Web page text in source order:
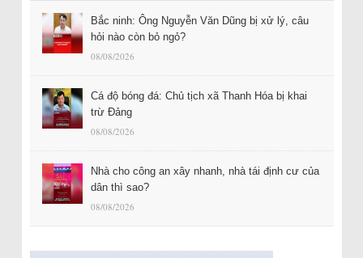
Bắc ninh: Ông Nguyễn Văn Dũng bị xử lý, câu
hỏi nào còn bỏ ngỏ?
08/08/2026
Cá độ bóng đá: Chủ tịch xã Thanh Hóa bị khai
trừ Đảng
08/08/2026
Nhà cho công an xây nhanh, nhà tái định cư của
dân thì sao?
08/08/2026